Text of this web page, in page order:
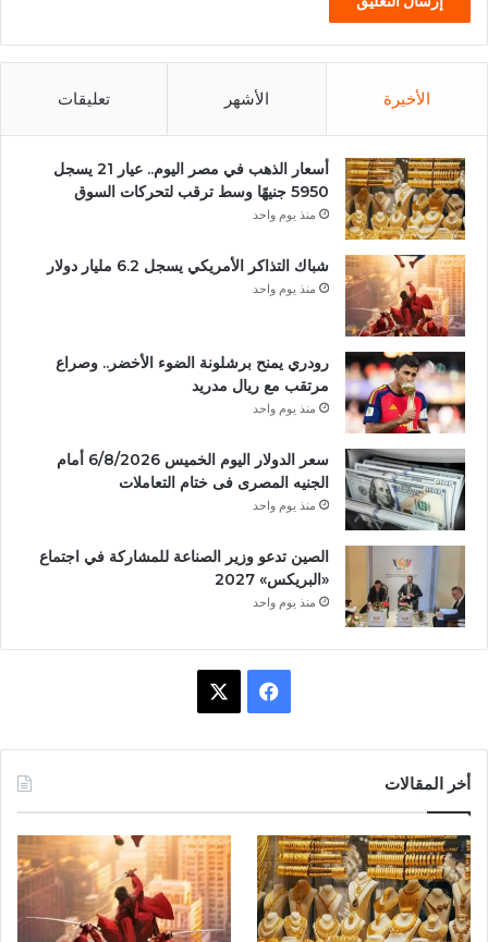
الأخيرة الأشهر تعليقات
أسعار الذهب في مصر اليوم.. عيار 21 يسجل
5950 جنيهًا وسط ترقب لتحركات السوق
منذ يوم واحد
شباك التذاكر الأمريكي يسجل 6.2 مليار دولار
منذ يوم واحد
رودري يمنح برشلونة الضوء الأخضر.. وصراع
مرتقب مع ريال مدريد
منذ يوم واحد
سعر الدولار اليوم الخميس 6/8/2026 أمام
الجنيه المصرى فى ختام التعاملات
منذ يوم واحد
الصين تدعو وزير الصناعة للمشاركة في اجتماع
«البريكس» 2027
منذ يوم واحد
و
ك
أخر المقالات